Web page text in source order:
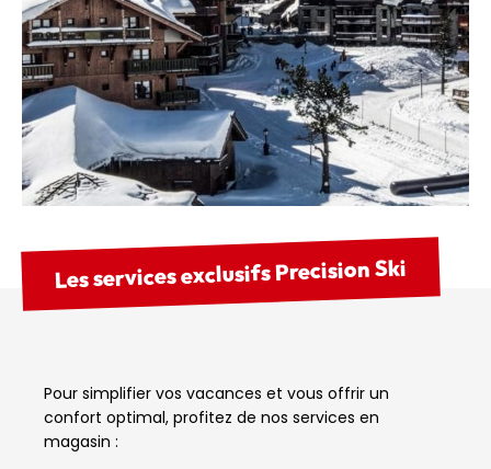
Les services exclusifs Precision Ski
Pour simplifier vos vacances et vous offrir un
confort optimal, profitez de nos services en
magasin :